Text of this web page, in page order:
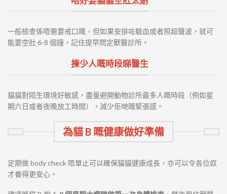
一般檢查係唔需要戒口嘅，但如果安排咗驗血或者照超聲波，就可
能要空肚 6-8 個鐘，記住提早問定獸醫診所。
揀少人嘅時段睇醫生
貓貓對陌生環境好敏感，盡量避開動物診所最多人嘅時段（例如星
期六日或者夜晚放工時間），減少佢哋嘅緊張感。
為貓 B 嘅健康做好準備
定期做 body check 唔單止可以確保貓貓健康成長，亦可以令各位奴
才養得更安心。